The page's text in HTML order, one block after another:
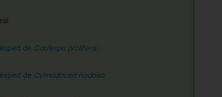
de Caulerpa prolifera
de Cymodocea nodosa